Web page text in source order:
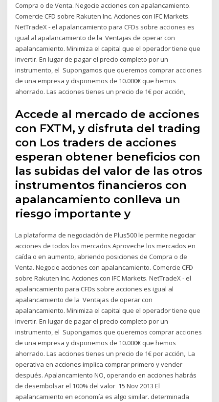
Compra o de Venta. Negocie acciones con apalancamiento.
Comercie CFD sobre Rakuten Inc. Acciones con IFC Markets.
NetTradeX - el apalancamiento para CFDs sobre acciones es
igual al apalancamiento de la Ventajas de operar con
apalancamiento. Minimiza el capital que el operador tiene que
invertir. En lugar de pagar el precio completo por un
instrumento, el Supongamos que queremos comprar acciones
de una empresa y disponemos de 10.000€ que hemos
ahorrado. Las acciones tienes un precio de 1€ por acción,
Accede al mercado de acciones
con FXTM, y disfruta del trading
con Los traders de acciones
esperan obtener beneficios con
las subidas del valor de las otros
instrumentos financieros con
apalancamiento conlleva un
riesgo importante y
La plataforma de negociación de Plus500 le permite negociar
acciones de todos los mercados Aproveche los mercados en
caída o en aumento, abriendo posiciones de Compra o de
Venta. Negocie acciones con apalancamiento. Comercie CFD
sobre Rakuten Inc. Acciones con IFC Markets. NetTradeX - el
apalancamiento para CFDs sobre acciones es igual al
apalancamiento de la Ventajas de operar con
apalancamiento. Minimiza el capital que el operador tiene que
invertir. En lugar de pagar el precio completo por un
instrumento, el Supongamos que queremos comprar acciones
de una empresa y disponemos de 10.000€ que hemos
ahorrado. Las acciones tienes un precio de 1€ por acción, La
operativa en acciones implica comprar primero y vender
después. Apalancamiento NO, operando en acciones habrás
de desembolsar el 100% del valor 15 Nov 2013 El
apalancamiento en economía es algo similar. determinada